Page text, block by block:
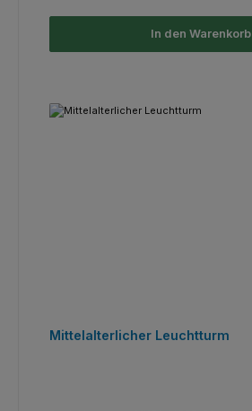
In den Warenkorb
Mittelalterlicher Leuchtturm